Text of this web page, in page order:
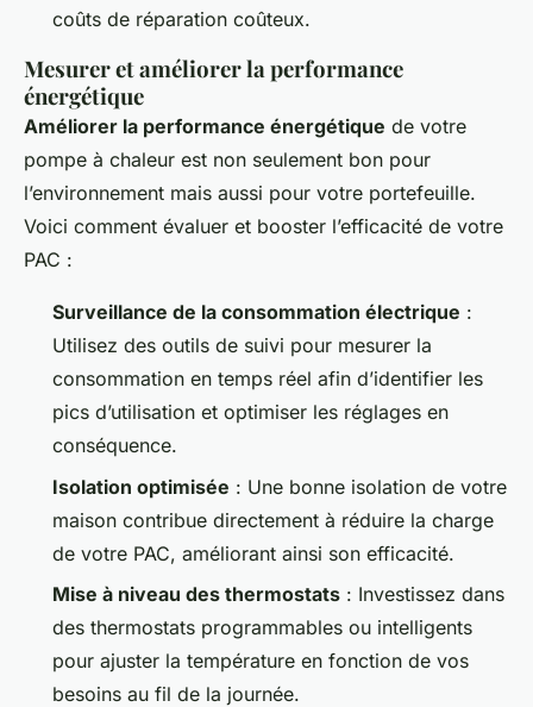
coûts de réparation coûteux.
Mesurer et améliorer la performance
énergétique
Améliorer la performance énergétique de votre
pompe à chaleur est non seulement bon pour
l’environnement mais aussi pour votre portefeuille.
Voici comment évaluer et booster l’efficacité de votre
PAC :
Surveillance de la consommation électrique :
Utilisez des outils de suivi pour mesurer la
consommation en temps réel afin d’identifier les
pics d’utilisation et optimiser les réglages en
conséquence.
Isolation optimisée : Une bonne isolation de votre
maison contribue directement à réduire la charge
de votre PAC, améliorant ainsi son efficacité.
Mise à niveau des thermostats : Investissez dans
des thermostats programmables ou intelligents
pour ajuster la température en fonction de vos
besoins au fil de la journée.